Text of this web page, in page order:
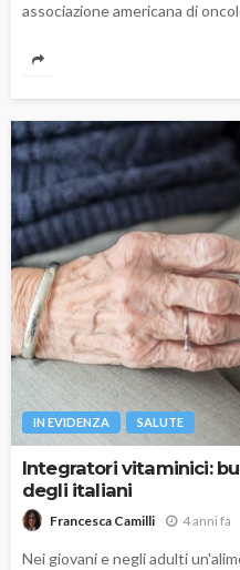
associazione americana di
IN EVIDENZA SALUTE
Integratori vitaminici:
degli italiani
Francesca Camilli 4 anni fa
Nei giovani e negli adulti